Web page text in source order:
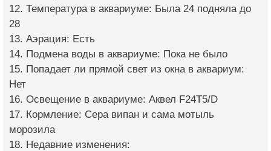
12. Температура в аквариуме: Была 24 подняла до
28
13. Аэрация: Есть
14. Подмена воды в аквариуме: Пока не было
15. Попадает ли прямой свет из окна в аквариум:
Нет
16. Освещение в аквариуме: Аквел F24T5/D
17. Кормление: Сера випан и сама мотыль
морозила
18. Недавние изменения: